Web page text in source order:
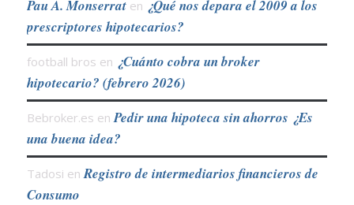
Pau A. Monserraten ¿Qué nos depara el 2009 a los
prescriptores hipotecarios?
football bros en ¿Cuánto cobra un broker
hipotecario? (febrero 2026)
Bebroker.es en Pedir una hipoteca sin ahorros ¿Es
una buena idea?
Tadosi en Registro de intermediarios financieros de
Consumo